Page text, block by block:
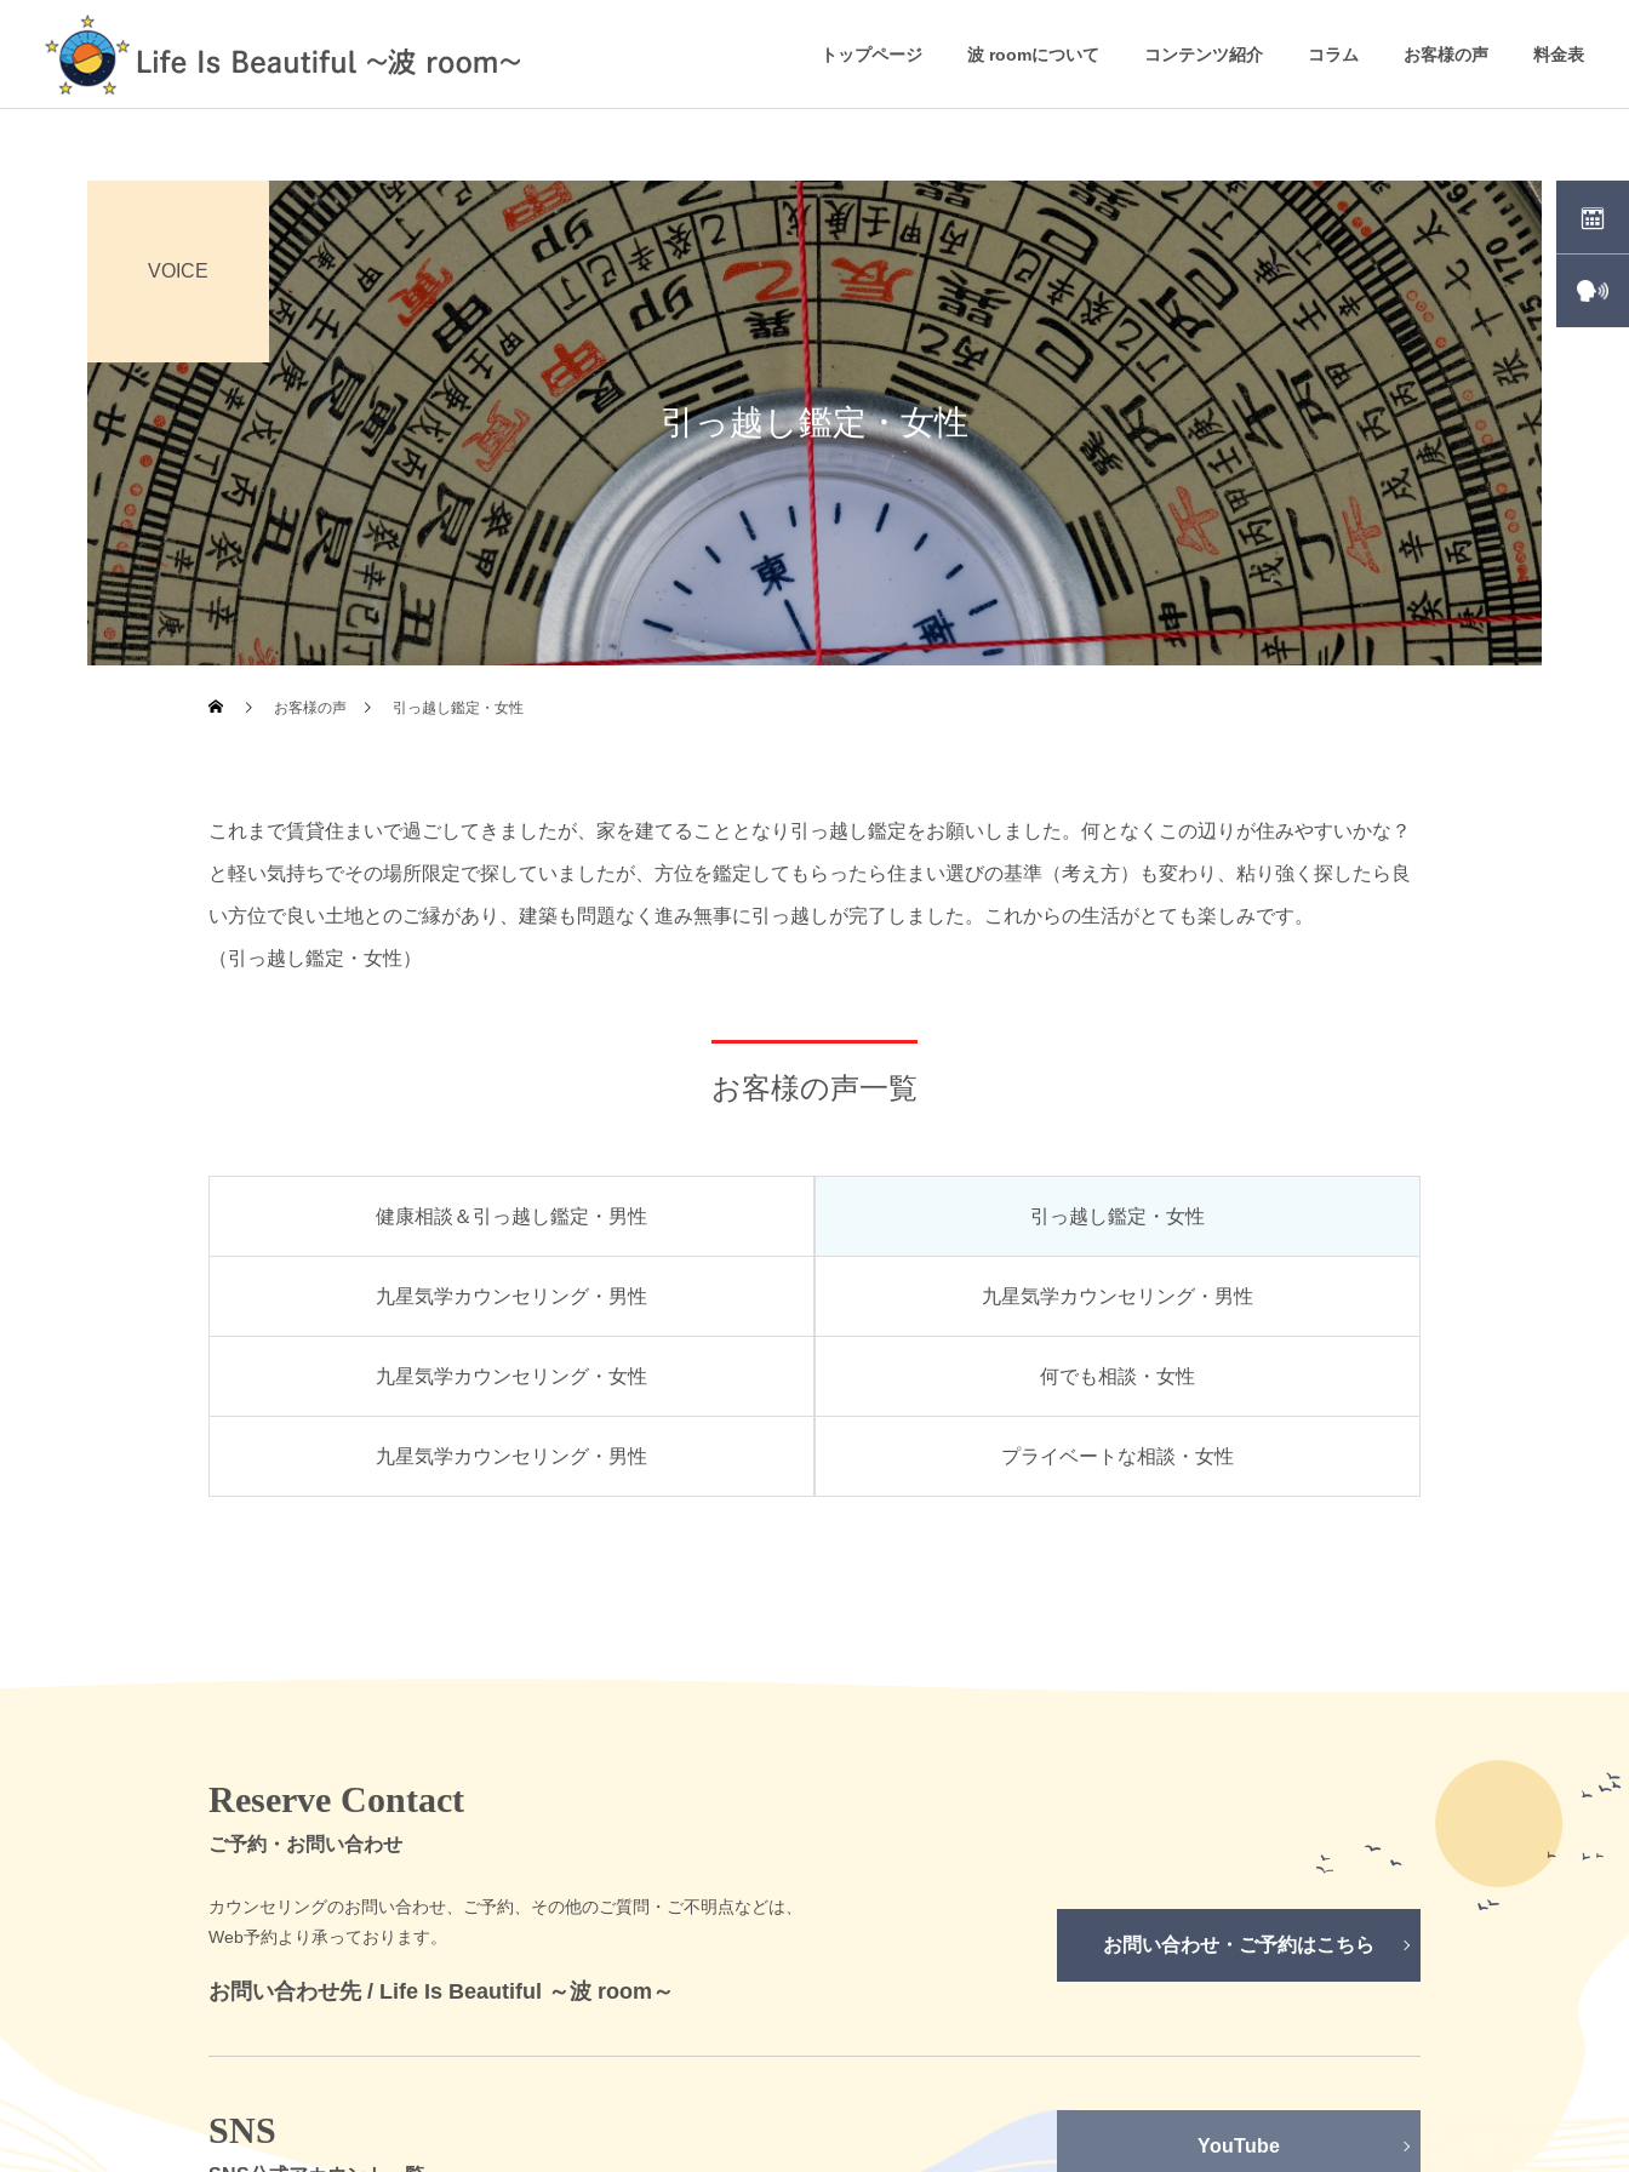
トップページ 波 roomについて コンテンツ紹介 コラム お客様の声 料金表
引っ越し鑑定・女性
VOICE
お客様の声 引っ越し鑑定・女性
これまで賃貸住まいで過ごしてきましたが、家を建てることとなり引っ越し鑑定をお願いしました。何となくこの辺りが住みやすいかな？
と軽い気持ちでその場所限定で探していましたが、方位を鑑定してもらったら住まい選びの基準（考え方）も変わり、粘り強く探したら良
い方位で良い土地とのご縁があり、建築も問題なく進み無事に引っ越しが完了しました。これからの生活がとても楽しみです。
（引っ越し鑑定・女性）
お客様の声一覧
健康相談＆引っ越し鑑定・男性 引っ越し鑑定・女性
九星気学カウンセリング・男性 九星気学カウンセリング・男性
九星気学カウンセリング・女性 何でも相談・女性
九星気学カウンセリング・男性 プライベートな相談・女性
Reserve Contact
ご予約・お問い合わせ
カウンセリングのお問い合わせ、ご予約、その他のご質問・ご不明点などは、
Web予約より承っております。
お問い合わせ先 / Life Is Beautiful ～波 room～
お問い合わせ・ご予約はこちら
SNS YouTube